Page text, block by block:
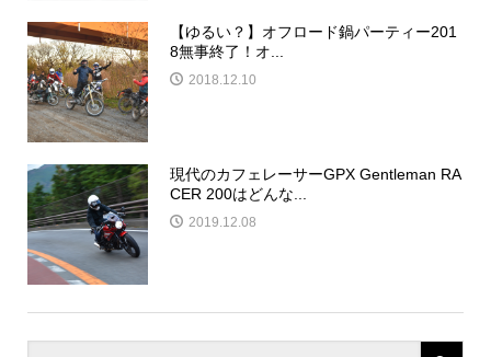
【ゆるい？】オフロード鍋パーティー201
8無事終了！オ...
2018.12.10
現代のカフェレーサーGPX Gentleman RA
CER 200はどんな...
2019.12.08